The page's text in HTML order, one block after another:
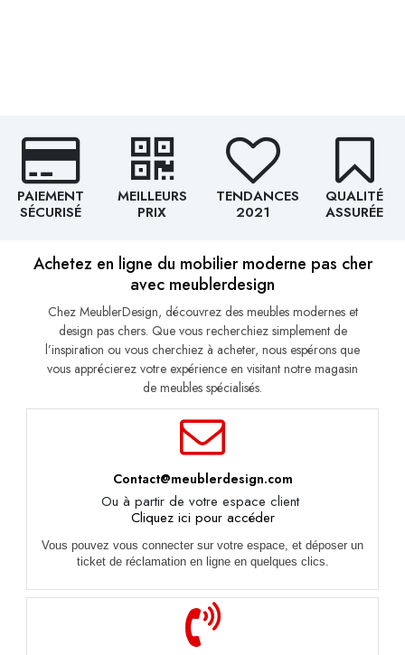
PAIEMENT
SÉCURISÉ
MEILLEURS
PRIX
TENDANCES
2021
QUALITÉ
ASSURÉE
Achetez en ligne du mobilier moderne pas cher
avec meublerdesign
Chez MeublerDesign, découvrez des meubles modernes et
design pas chers. Que vous recherchiez simplement de
l’inspiration ou vous cherchiez à acheter, nous espérons que
vous apprécierez votre expérience en visitant notre magasin
de meubles spécialisés.
Contact@meublerdesign.com
Ou à partir de votre espace client
Cliquez ici pour accéder
Vous pouvez vous connecter sur votre espace, et déposer un
ticket de réclamation en ligne en quelques clics.